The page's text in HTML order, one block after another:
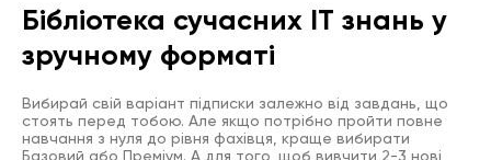
Бібліотека сучасних IT знань у
зручному форматі
Вибирай свій варіант підписки залежно від завдань, що
стоять перед тобою. Але якщо потрібно пройти повне
навчання з нуля до рівня фахівця, краще вибирати
Базовий або Преміум. А для того, щоб вивчити 2-3 нові